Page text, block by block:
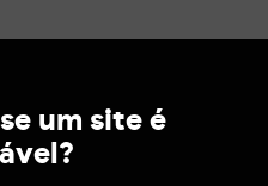
um site é